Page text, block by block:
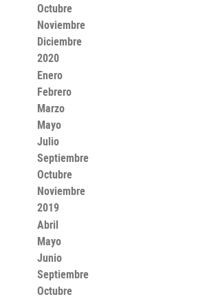
Octubre
Noviembre
Diciembre
2020
Enero
Febrero
Marzo
Mayo
Julio
Septiembre
Octubre
Noviembre
2019
Abril
Mayo
Junio
Septiembre
Octubre